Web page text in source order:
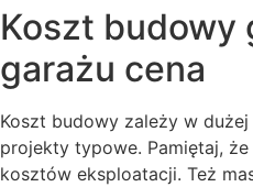
Koszt budowy
garażu cena
Koszt budowy zależy w
projekty typowe. Pamiętaj,
kosztów eksploatacji. Też